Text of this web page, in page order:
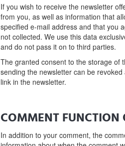
If you wish to receive the newsletter
from you, as well as information that
specified e-mail address and that you
not collected. We use this data
and do not pass it on to third parties.
The granted consent to the storage of
sending the newsletter can be
link in the newsletter.
COMMENT FUNCTION
In addition to your comment, the